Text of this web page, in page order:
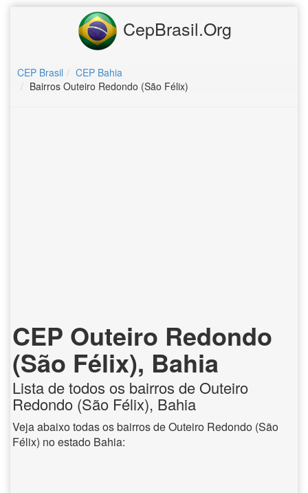
CepBrasil.Org
CEP Brasil
CEP Bahia
Bairros Outeiro Redondo (São Félix)
CEP Outeiro Redondo
(São Félix), Bahia
Lista de todos os bairros de Outeiro
Redondo (São Félix), Bahia
Veja abaixo todas os bairros de Outeiro Redondo (São
Félix) no estado Bahia: